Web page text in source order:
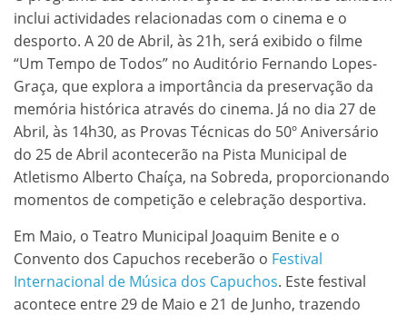
inclui actividades relacionadas com o cinema e o
desporto. A 20 de Abril, às 21h, será exibido o filme
“Um Tempo de Todos” no Auditório Fernando Lopes-
Graça, que explora a importância da preservação da
memória histórica através do cinema. Já no dia 27 de
Abril, às 14h30, as Provas Técnicas do 50º Aniversário
do 25 de Abril acontecerão na Pista Municipal de
Atletismo Alberto Chaíça, na Sobreda, proporcionando
momentos de competição e celebração desportiva.
Em Maio, o Teatro Municipal Joaquim Benite e o
Convento dos Capuchos receberão o Festival
Internacional de Música dos Capuchos. Este festival
acontece entre 29 de Maio e 21 de Junho, trazendo